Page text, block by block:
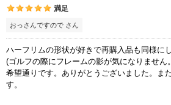
満足
おっさんですので さん
ハーフリムの形状が好きで再購入品も同様にし
(ゴルフの際にフレームの影が気になりません
希望通りです。ありがとうございました。ま
す。